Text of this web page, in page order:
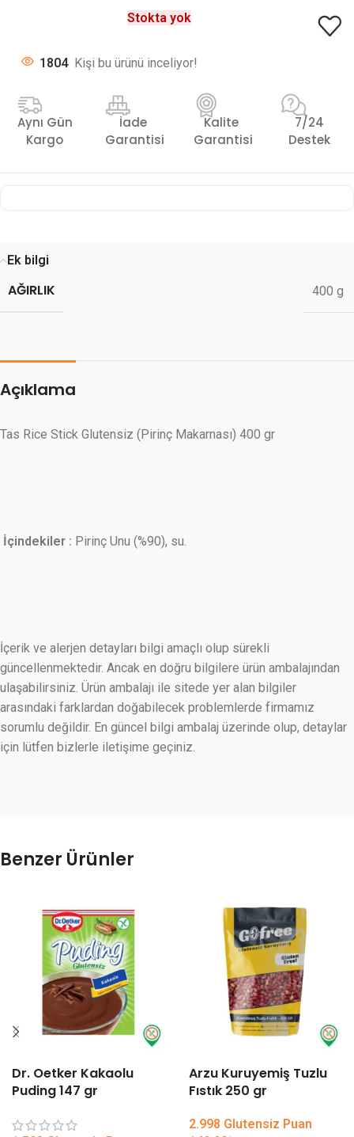
Stokta yok
1804 Kişi bu ürünü inceliyor!
Aynı Gün
Kargo
İade
Garantisi
Kalite
Garantisi
7/24
Destek
Ek bilgi
AĞIRLIK 400 g
Açıklama
Tas Rice Stick Glutensiz (Pirinç Makarnası) 400 gr
İçindekiler : Pirinç Unu (%90), su.
İçerik ve alerjen detayları bilgi amaçlı olup sürekli
güncellenmektedir. Ancak en doğru bilgilere ürün ambalajından
ulaşabilirsiniz. Ürün ambalajı ile sitede yer alan bilgiler
arasındaki farklardan doğabilecek problemlerde firmamız
sorumlu değildir. En güncel bilgi ambalaj üzerinde olup, detaylar
için lütfen bizlerle iletişime geçiniz.
Benzer Ürünler
Dr. Oetker Kakaolu
Puding 147 gr
Arzu Kuruyemiş Tuzlu
Fıstık 250 gr
2.998 Glutensiz Puan